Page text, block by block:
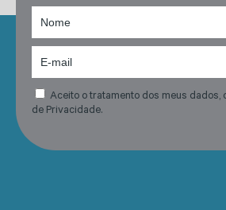
Aceito o tratamento dos meus dados,
de Privacidade.